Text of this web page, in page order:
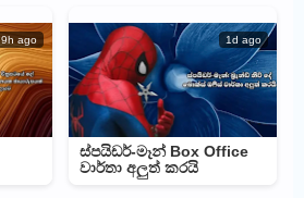
9h ago 1d ago
ස්පයිඩර්-මෑන් Box Office
වාර්තා අලුත් කරයි